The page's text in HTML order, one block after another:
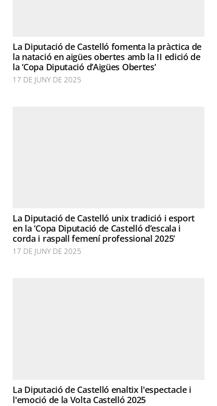
La Diputació de Castelló fomenta la pràctica de
la natació en aigües obertes amb la II edició de
la ‘Copa Diputació d’Aigües Obertes’
17 DE JUNY DE 2025
La Diputació de Castelló unix tradició i esport
en la ‘Copa Diputació de Castelló d’escala i
corda i raspall femení professional 2025’
17 DE JUNY DE 2025
La Diputació de Castelló enaltix l'espectacle i
l'emoció de la Volta Castelló 2025